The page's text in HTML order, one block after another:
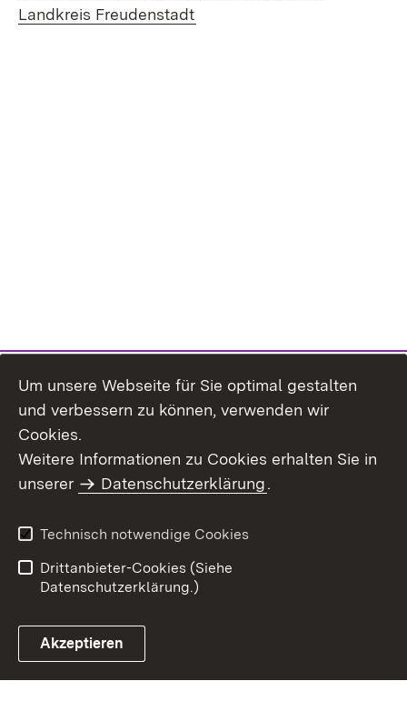
Landkreis Freudenstadt
Benutzungshinweise
Erklärung zur
Um unsere Webseite für Sie optimal gestalten
und verbessern zu können, verwenden wir
Cookies.
Weitere Informationen zu Cookies erhalten Sie in
unserer
Datenschutzerklärung.
Technisch notwendige Cookies
Drittanbieter-Cookies (Siehe
Datenschutzerklärung.)
Akzeptieren